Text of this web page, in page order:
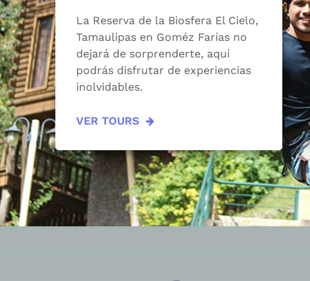
La Reserva de la Biosfera El Cielo,
Tamaulipas en Goméz Farías no
dejará de sorprenderte, aquí
podrás disfrutar de experiencias
inolvidables.
VER TOURS